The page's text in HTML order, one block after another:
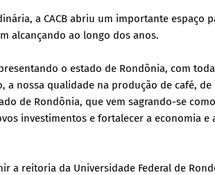
a CACB abriu um importante espaço
alcançando ao longo dos anos.
o estado de Rondônia, com
a nossa qualidade na produção de café, de
de Rondônia, que vem sagrando-se como
investimentos e fortalecer a economia e
a reitoria da Universidade Federal de